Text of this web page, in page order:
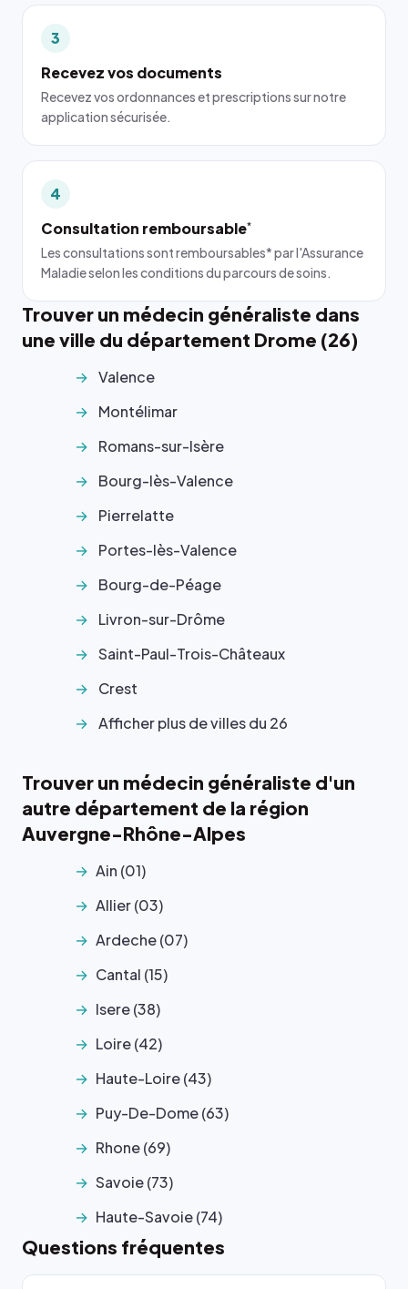
3
Recevez vos documents
Recevez vos ordonnances et prescriptions sur notre
application sécurisée.
4
Consultation remboursable*
Les consultations sont remboursables* par l'Assurance
Maladie selon les conditions du parcours de soins.
Trouver un médecin généraliste dans
une ville du département Drome (26)
Valence
Montélimar
Romans-sur-Isère
Bourg-lès-Valence
Pierrelatte
Portes-lès-Valence
Bourg-de-Péage
Livron-sur-Drôme
Saint-Paul-Trois-Châteaux
Crest
Afficher plus de villes du 26
Trouver un médecin généraliste d'un
autre département de la région
Auvergne-Rhône-Alpes
Ain (01)
Allier (03)
Ardeche (07)
Cantal (15)
Isere (38)
Loire (42)
Haute-Loire (43)
Puy-De-Dome (63)
Rhone (69)
Savoie (73)
Haute-Savoie (74)
Questions fréquentes